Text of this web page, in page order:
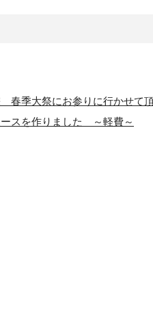
春季大祭にお参りに行かせて
スを作りました ～軽費～